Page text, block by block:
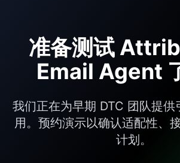
付费转化等指标，并以 A/B 结果为
升。
准备测试
Email Agent
我们正在为早期 DTC 团队提
用。预约演示以确认适配性、
计划。